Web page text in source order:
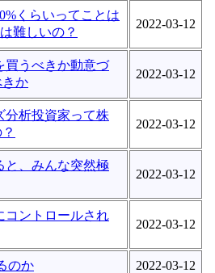
くらいってことは
難しいの？
2022-03-12
買うべきか動意づ
か
2022-03-12
分析投資家って株
2022-03-12
と、みんな突然極
2022-03-12
コントロールされ
2022-03-12
のか 2022-03-12